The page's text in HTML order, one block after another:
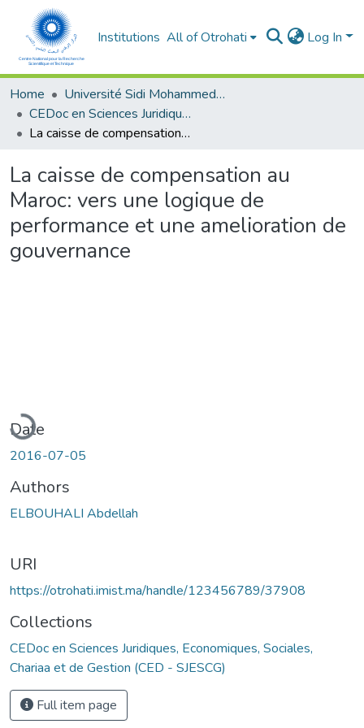
Institutions All of Otrohati Log In
Home
Université Sidi Mohammed Ben Abdellah - Fès
CEDoc en Sciences Juridiques, Economiques, Sociales, Chariaa et de Gestion (CED - SJESCG)
La caisse de compensation au Maroc: vers une logique de performance et une amelioration de gouvernance
La caisse de compensation au
Maroc: vers une logique de
performance et une amelioration de
gouvernance
Date
2016-07-05
Authors
ELBOUHALI Abdellah
URI
https://otrohati.imist.ma/handle/123456789/37908
Collections
CEDoc en Sciences Juridiques, Economiques, Sociales,
Chariaa et de Gestion (CED - SJESCG)
Full item page